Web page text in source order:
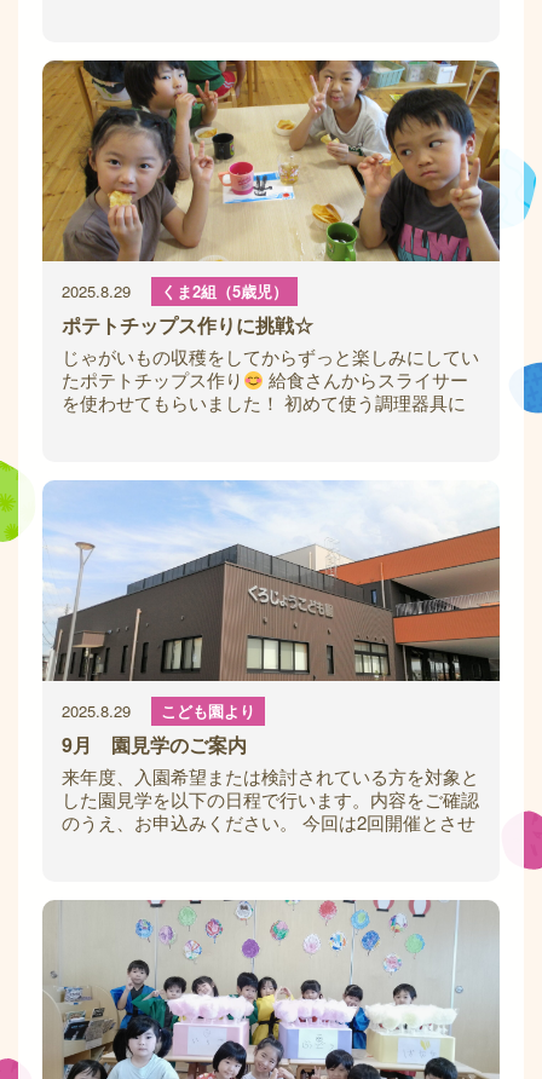
2025.8.29 くま2組（5歳児）
ポテトチップス作りに挑戦☆
じゃがいもの収穫をしてからずっと楽しみにしてい
たポテトチップス作り
給食さんからスライサー
を使わせてもらいました！ 初めて使う調理器具に
2025.8.29 こども園より
9月 園見学のご案内
来年度、入園希望または検討されている方を対象と
した園見学を以下の日程で行います。内容をご確認
のうえ、お申込みください。 今回は2回開催とさせ